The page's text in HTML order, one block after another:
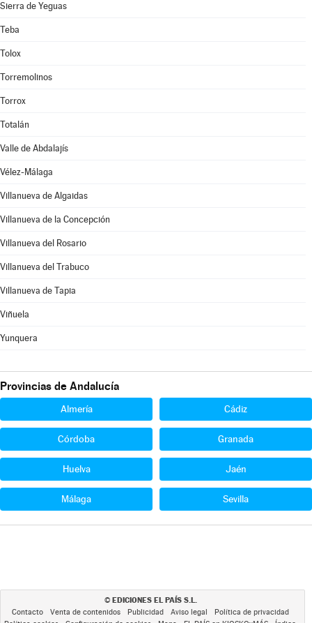
Sierra de Yeguas
Teba
Tolox
Torremolinos
Torrox
Totalán
Valle de Abdalajís
Vélez-Málaga
Villanueva de Algaidas
Villanueva de la Concepción
Villanueva del Rosario
Villanueva del Trabuco
Villanueva de Tapia
Viñuela
Yunquera
Provincias de Andalucía
Almería Cádiz
Córdoba Granada
Huelva Jaén
Málaga Sevilla
© EDICIONES EL PAÍS S.L.
Contacto Venta de contenidos Publicidad Aviso legal
Política de privacidad